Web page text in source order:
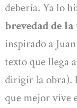
debería. Ya lo
brevedad de la
inspirado a
texto que llega
dirigir la obra).
que mejor vive